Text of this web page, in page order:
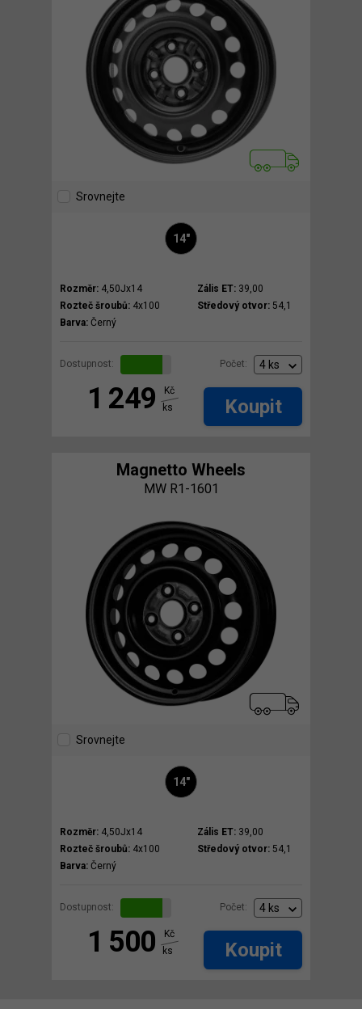
Srovnejte
14"
Rozměr: 4,50Jx14 Zális ET: 39,00
Rozteč šroubů: 4x100 Středový otvor: 54,1
Barva: Černý
Dostupnost: Počet:
1 249
Kč
ks
Koupit
Magnetto Wheels
MW R1-1601
Srovnejte
14"
Rozměr: 4,50Jx14 Zális ET: 39,00
Rozteč šroubů: 4x100 Středový otvor: 54,1
Barva: Černý
Dostupnost: Počet:
1 500
Kč
ks
Koupit